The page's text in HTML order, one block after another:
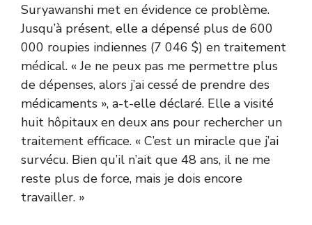
Suryawanshi met en évidence ce problème.
Jusqu’à présent, elle a dépensé plus de 600
000 roupies indiennes (7 046 $) en traitement
médical. « Je ne peux pas me permettre plus
de dépenses, alors j’ai cessé de prendre des
médicaments », a-t-elle déclaré. Elle a visité
huit hôpitaux en deux ans pour rechercher un
traitement efficace. « C’est un miracle que j’ai
survécu. Bien qu’il n’ait que 48 ans, il ne me
reste plus de force, mais je dois encore
travailler. »